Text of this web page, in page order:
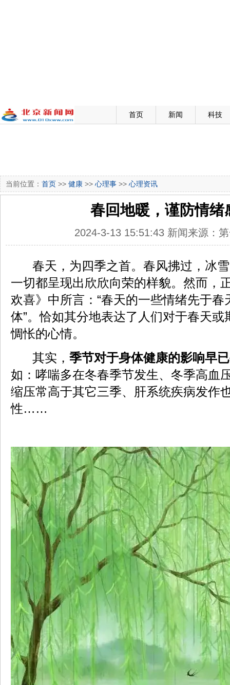
首页 新闻 科技
当前位置： 首页 >> 健康 >> 心理事 >> 心理资讯
春回地暖，谨防情绪
2024-3-13 15:51:43 新闻来源：
春天，为四季之首。春风拂过，冰
一切都呈现出欣欣向荣的样貌。然而，
欢喜》中所言：“春天的一些情绪先于春
体”。恰如其分地表达了人们对于春天或
惆怅的心情。
其实， 季节对于身体健康的影响早
如：哮喘多在冬春季节发生、冬季高血
缩压常高于其它三季、肝系统疾病发作
性……